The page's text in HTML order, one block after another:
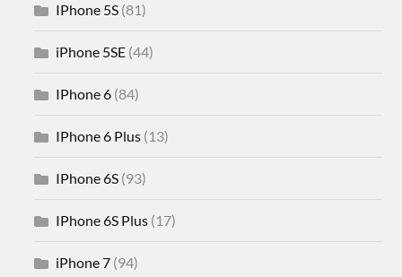
IPhone 5S (81)
iPhone 5SE (44)
IPhone 6 (84)
IPhone 6 Plus (13)
IPhone 6S (93)
IPhone 6S Plus (17)
iPhone 7 (94)